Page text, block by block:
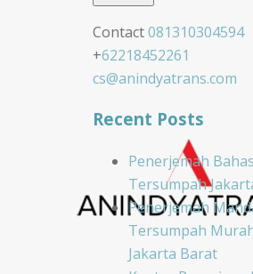
Contact081310304594
+62218452261
cs@anindyatrans.com
Recent Posts
Penerjemah
Tersumpah
Penerjemah
Tersumpah
Jakarta Barat